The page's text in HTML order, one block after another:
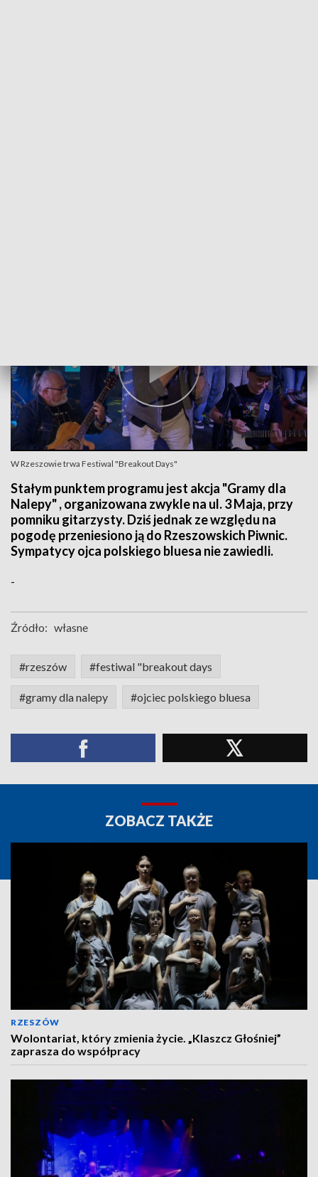
W Rzeszowie trwa Festiwal "Breakout Days"
Stałym punktem programu jest akcja "Gramy dla
Nalepy" , organizowana zwykle na ul. 3 Maja, przy
pomniku gitarzysty. Dziś jednak ze względu na
pogodę przeniesiono ją do Rzeszowskich Piwnic.
Sympatycy ojca polskiego bluesa nie zawiedli.
-
Źródło: własne
#rzeszów #festiwal "breakout days
#gramy dla nalepy #ojciec polskiego bluesa
ZOBACZ TAKŻE
RZESZÓW
Wolontariat, który zmienia życie. „Klaszcz Głośniej”
zaprasza do współpracy